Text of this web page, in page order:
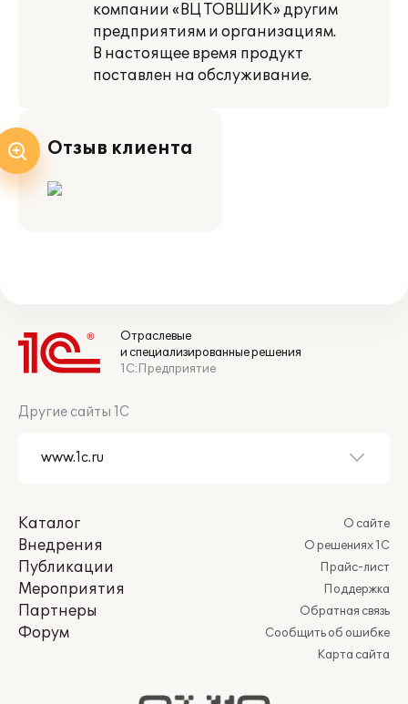
компании «ВЦ ТОВШИК» другим
предприятиям и организациям.
В настоящее время продукт
поставлен на обслуживание.
Отзыв клиента
Отраслевые
и специализированные решения
1С:Предприятие
Другие сайты 1С
Каталог
Внедрения
Публикации
Мероприятия
Партнеры
Форум
О сайте
О решениях 1С
Прайс-лист
Поддержка
Обратная связь
Сообщить об ошибке
Карта сайта